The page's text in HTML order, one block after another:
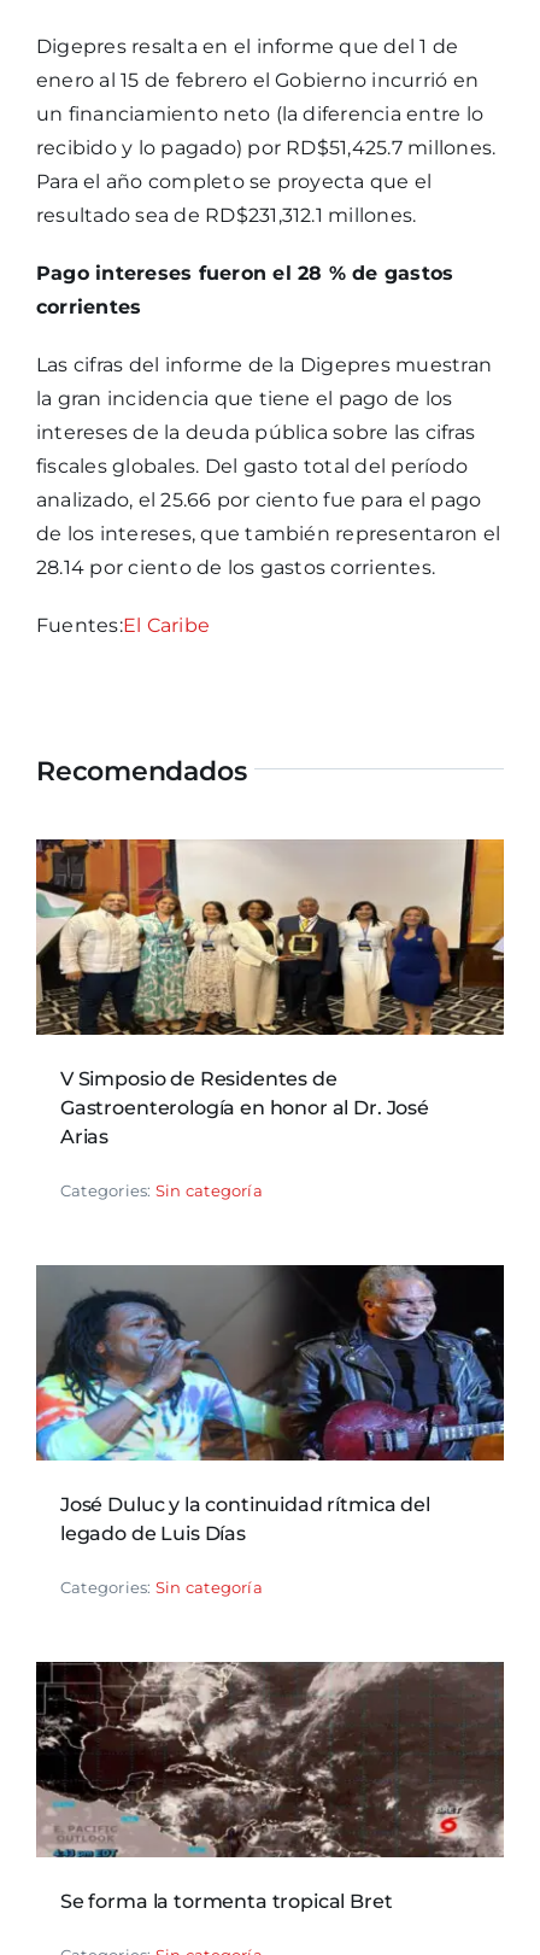
Digepres resalta en el informe que del 1 de
enero al 15 de febrero el Gobierno incurrió en
un financiamiento neto (la diferencia entre lo
recibido y lo pagado) por RD$51,425.7 millones.
Para el año completo se proyecta que el
resultado sea de RD$231,312.1 millones.
Pago intereses fueron el 28 % de gastos
corrientes
Las cifras del informe de la Digepres muestran
la gran incidencia que tiene el pago de los
intereses de la deuda pública sobre las cifras
fiscales globales. Del gasto total del período
analizado, el 25.66 por ciento fue para el pago
de los intereses, que también representaron el
28.14 por ciento de los gastos corrientes.
Fuentes:El Caribe
Recomendados
V Simposio de Residentes de
Gastroenterología en honor al Dr. José
Arias
Categories: Sin categoría
José Duluc y la continuidad rítmica del
legado de Luis Días
Categories: Sin categoría
Se forma la tormenta tropical Bret